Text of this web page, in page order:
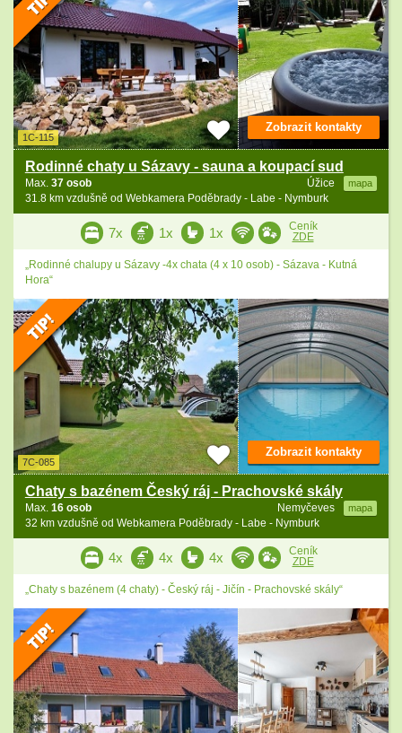
1C-115
Rodinné chaty u Sázavy - sauna a koupací sud
Úžice mapa
Max. 37 osob
31.8 km vzdušně od Webkamera Poděbrady - Labe - Nymburk
Zobrazit kontakty
7x 1x 1x
Ceník
ZDE
„Rodinné chalupy u Sázavy -4x chata (4 x 10 osob) - Sázava - Kutná
Hora“
7C-085
Chaty s bazénem Český ráj - Prachovské skály
Nemyčeves mapa
Max. 16 osob
32 km vzdušně od Webkamera Poděbrady - Labe - Nymburk
Zobrazit kontakty
4x 4x 4x
Ceník
ZDE
„Chaty s bazénem (4 chaty) - Český ráj - Jičín - Prachovské skály“